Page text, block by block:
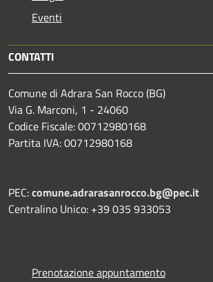
Eventi
CONTATTI
Comune di Adrara San Rocco (BG)
Via G. Marconi, 1 - 24060
Codice Fiscale: 00712980168
Partita IVA: 00712980168
PEC:comune.adrarasanrocco.bg@pec.it
Centralino Unico: +39 035 933053
Prenotazione appuntamento